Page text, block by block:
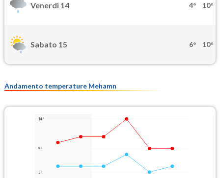
Venerdì 14 4° 10°
Sabato 15 6° 10°
Andamento temperature Mehamn
14°
9°
5°